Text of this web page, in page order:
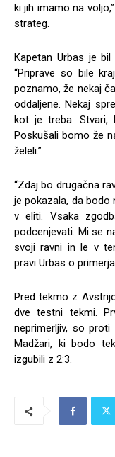
ki jih imamo na
strateg.
Kapetan Urbas je
“Priprave so bile
poznamo, že nekaj
oddaljene. Nekaj
kot je treba. Stvari,
Poskušali bomo že
želeli.”
“Zdaj bo drugačna
je pokazala, da bodo
v eliti. Vsaka
podcenjevati. Mi se
svoji ravni in le v
pravi Urbas o
Pred tekmo z
dve testni tekmi.
neprimerljiv, so
Madžari, ki bodo
izgubili z 2:3.